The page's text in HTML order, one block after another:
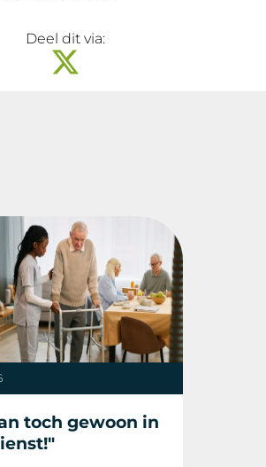
Deel dit via:
toch gewoon in